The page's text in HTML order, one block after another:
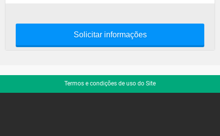
Solicitar informações
Termos e condições de uso do Site